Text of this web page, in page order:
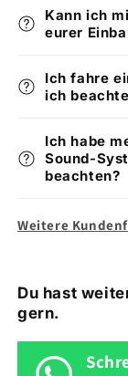
Kann ich
eurer
Ich fahre
ich
Ich habe
Sound-
beachten?
Weitere
Du hast
gern.